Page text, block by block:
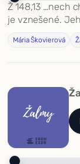
Ž 148,13 …nech
je vznešené.
Mária Škovierová